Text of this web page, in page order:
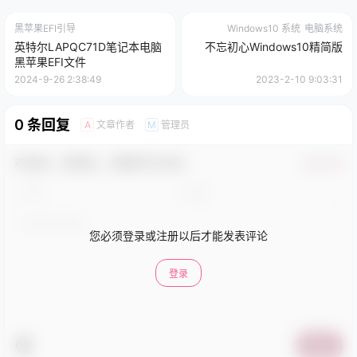
黑苹果EFI引导
英特尔LAPQC71D笔记本电脑
黑苹果EFI文件
2024-9-26 2:38:49
Windows10 系统 电脑系统
不忘初心Windows10精简版
2023-2-10 9:03:31
0 条回复 A 文章作者 M 管理员
您必须登录或注册以后才能发表评论
登录